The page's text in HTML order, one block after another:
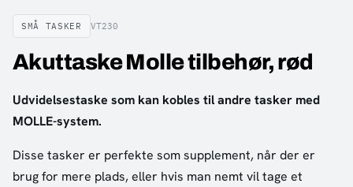
SMÅ TASKER VT230
Akuttaske Molle tilbehør, rød
Udvidelsestaske som kan kobles til andre tasker med
MOLLE-system.
Disse tasker er perfekte som supplement, når der er
brug for mere plads, eller hvis man nemt vil tage et